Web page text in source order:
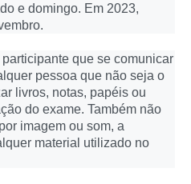
e domingo. Em 2023,
que se comunicar
pessoa que não seja o
livros, notas, papéis ou
do exame. Também não
imagem ou som, a
material utilizado no